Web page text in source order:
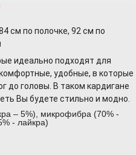
см по полочке, 92 см по
идеально подходят для
удобные, в которые
до головы. В таком кардигане
Вы будете стильно и модно.
– 5%), микрофибра (70% -
- лайкра)